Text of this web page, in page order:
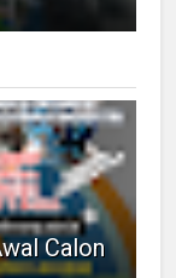
Calon